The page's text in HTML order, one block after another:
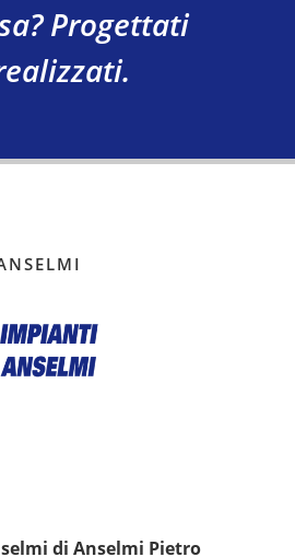
Progettati
di Anselmi Pietro